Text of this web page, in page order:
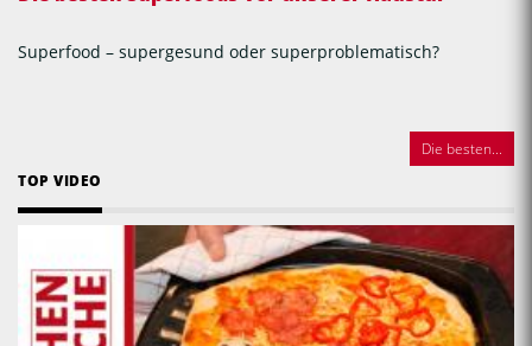
Superfood – supergesund oder superproblematisch?
Die besten...
TOP VIDEO